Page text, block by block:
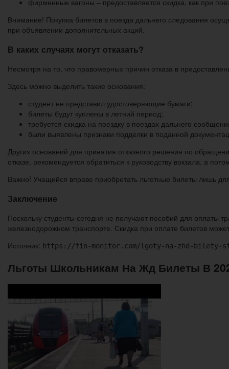
фирменные вагоны – предоставляется скидка, как при
Внимание! Покупка билетов в поезда дальнего следования
при объявлении дополнительных акций.
В каких случаях могут отказать?
Несмотря на то, что правомерных причин отказа в
Здесь можно выделить такие основания:
студент не представил удостоверяющие бумаги;
билеты будут куплены в летний период;
требуется скидка на поездку в поездах дальнего
были выявлены признаки подделки в поданной
Других оснований для принятия отказного решения по
отказе, рекомендуется обратиться к руководству вокзала, а
Важно! Учащийся вправе приобретать льготные билеты лишь
Заключение
Поскольку студенты сегодня не получают пособий для оплаты
железнодорожном транспорте. Скидка при оплате билетов
Источник: https://fin-monitor.com/lgoty-na-zhd-bilety-
Льготы Школьникам На Жд Билеты В